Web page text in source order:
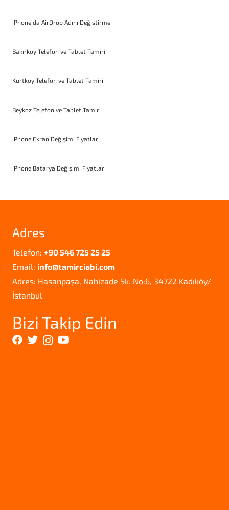
iPhone’da AirDrop Adını Değiştirme
Bakırköy Telefon ve Tablet Tamiri
Kurtköy Telefon ve Tablet Tamiri
Beykoz Telefon ve Tablet Tamiri
iPhone Ekran Değişimi Fiyatları
iPhone Batarya Değişimi Fiyatları
Adres
Telefon: +90 546 725 25 25
Email: info@tamirciabi.com
Adres: Hasanpaşa, Nabizade Sk. No:6, 34722 Kadıköy/
İstanbul
Bizi Takip Edin